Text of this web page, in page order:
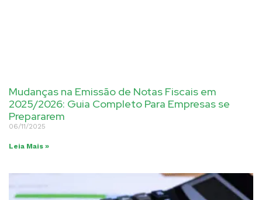
Mudanças na Emissão de Notas Fiscais em
2025/2026: Guia Completo Para Empresas se
Prepararem
06/11/2025
Leia Mais »